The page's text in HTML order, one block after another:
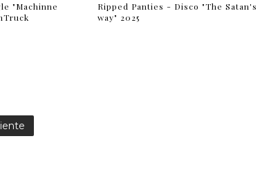
"Machinne
Ripped Panties - Disco "The Satan's
way" 2025